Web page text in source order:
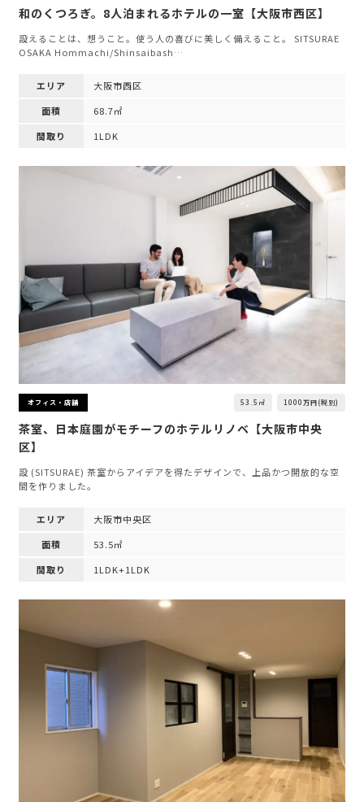
和のくつろぎ。8人泊まれるホテルの一室【大阪市西区】
設えることは、想うこと。使う人の喜びに美しく備えること。 SITSURAE
OSAKA Hommachi/Shinsaibash…
エリア
大阪市西区
面積
68.7㎡
間取り
1LDK
オフィス・店舗 53.5㎡ 1000万円(税別)
茶室、日本庭園がモチーフのホテルリノベ【大阪市中央
区】
設 (SITSURAE) 茶室からアイデアを得たデザインで、上品かつ開放的な空
間を作りました。
エリア
大阪市中央区
面積
53.5㎡
間取り
1LDK+1LDK